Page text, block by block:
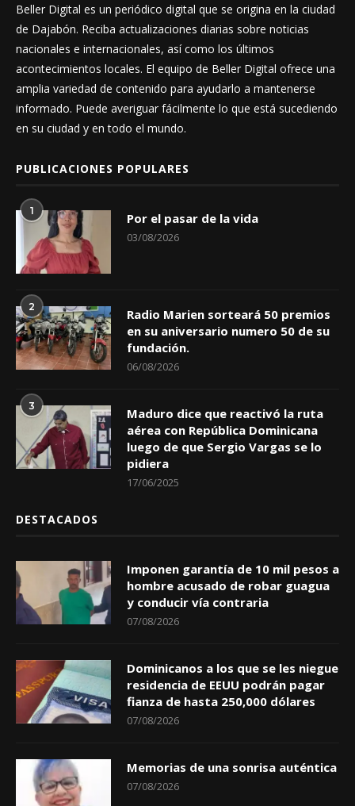
Beller Digital es un periódico digital que se origina en la ciudad
de Dajabón. Reciba actualizaciones diarias sobre noticias
nacionales e internacionales, así como los últimos
acontecimientos locales. El equipo de Beller Digital ofrece una
amplia variedad de contenido para ayudarlo a mantenerse
informado. Puede averiguar fácilmente lo que está sucediendo
en su ciudad y en todo el mundo.
PUBLICACIONES POPULARES
1 Por el pasar de la vida
03/08/2026
2
Radio Marien sorteará 50 premios
en su aniversario numero 50 de su
fundación.
06/08/2026
3
Maduro dice que reactivó la ruta
aérea con República Dominicana
luego de que Sergio Vargas se lo
pidiera
17/06/2025
DESTACADOS
Imponen garantía de 10 mil pesos a
hombre acusado de robar guagua
y conducir vía contraria
07/08/2026
Dominicanos a los que se les niegue
residencia de EEUU podrán pagar
fianza de hasta 250,000 dólares
07/08/2026
Memorias de una sonrisa auténtica
07/08/2026